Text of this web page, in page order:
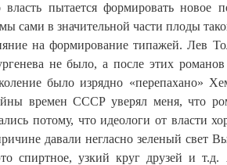
пытается формировать новое
в значительной части плоды
на формирование типажей. Лев
не было, а после этих
было изрядно «перепахано»
времен СССР уверял меня, что
потому, что идеологи от власти
давали негласно зеленый свет
спиртное, узкий круг друзей и